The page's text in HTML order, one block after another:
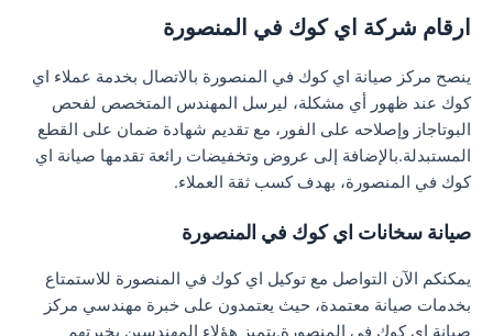
ارقام شركة اي كوك في المنصورة
ينصح مركز صيانة اي كوك في المنصورة بالاتصال بخدمة عملاء اي
كوك عند ظهور أي مشكلة، ليرسل المهندس المتخصص لفحص
البوتاجاز وإصلاحه على الفور، مع تقديم شهادة ضمان على القطع
المستبدلة.بالإضافة إلى عروض وتخفيضات رائعة تقدمها صيانة اي
كوك في المنصورة، بهدف كسب ثقة العملاء.
صيانة سخانات اي كوك في المنصورة
يمكنكم الآن التواصل مع توكيل اي كوك في المنصورة للاستمتاع
بخدمات صيانة معتمدة، حيث يعتمدون على خبرة مهندسي مركز
صيانة اي كوك في المنصورة.يتميز هؤلاء المهندسين بخبرتهم